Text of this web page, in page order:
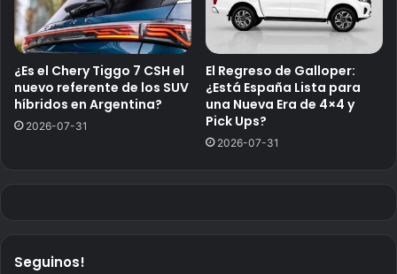
¿Es el Chery Tiggo 7 CSH el
nuevo referente de los SUV
híbridos en Argentina?
2026-07-31
El Regreso de Galloper:
¿Está España Lista para
una Nueva Era de 4×4 y
Pick Ups?
2026-07-31
Seguinos!